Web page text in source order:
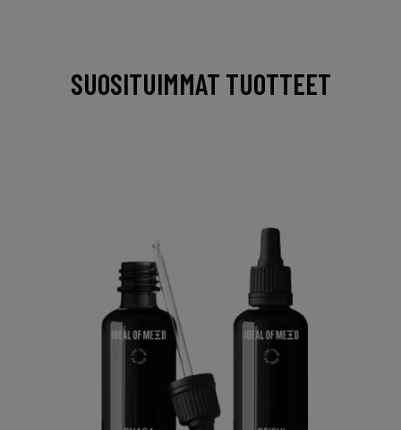
SUOSITUIMMAT TUOTTEET